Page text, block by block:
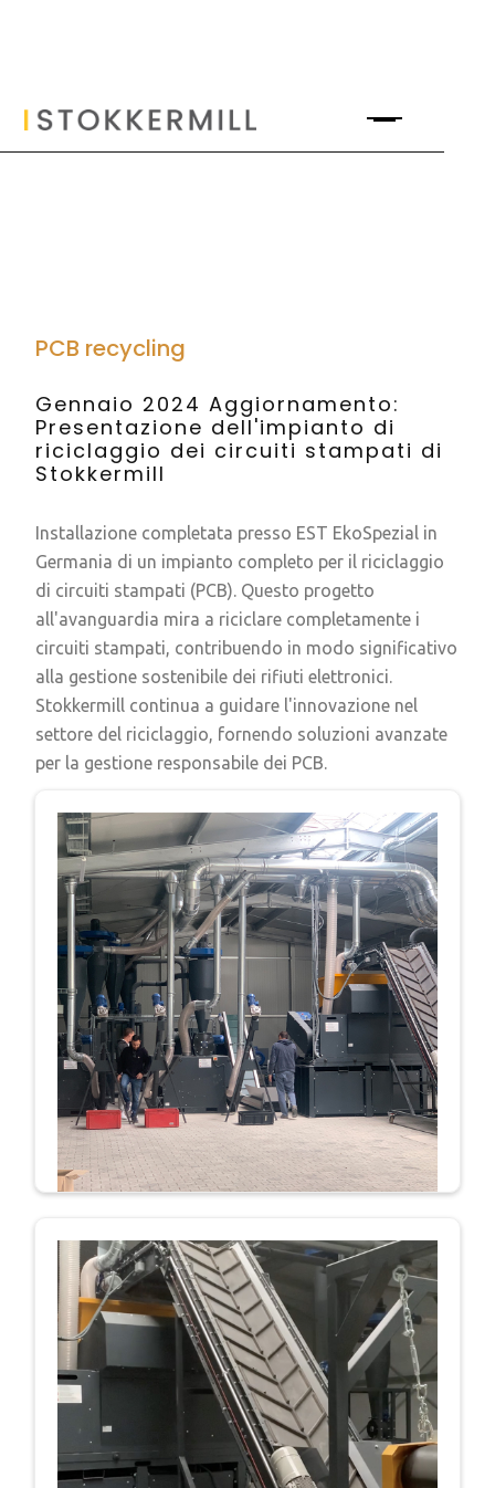
PCB recycling
Gennaio 2024 Aggiornamento:
Presentazione dell'impianto di
riciclaggio dei circuiti stampati di
Stokkermill
Installazione completata presso EST EkoSpezial in
Germania di un impianto completo per il riciclaggio
di circuiti stampati (PCB). Questo progetto
all'avanguardia mira a riciclare completamente i
circuiti stampati, contribuendo in modo significativo
alla gestione sostenibile dei rifiuti elettronici.
Stokkermill continua a guidare l'innovazione nel
settore del riciclaggio, fornendo soluzioni avanzate
per la gestione responsabile dei PCB.